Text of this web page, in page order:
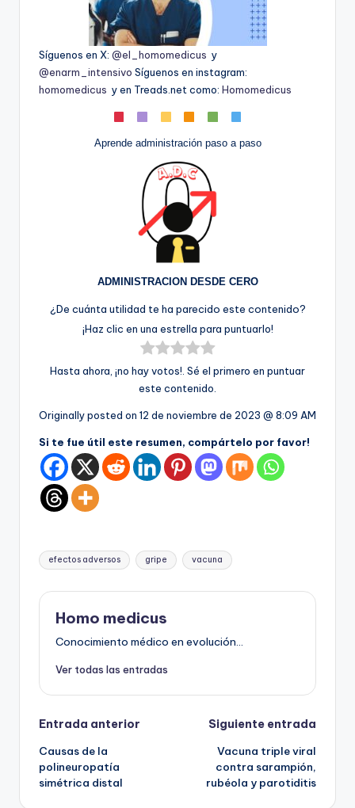
Síguenos en X: @el_homomedicus y
@enarm_intensivo Síguenos en instagram:
homomedicus y en Treads.net como: Homomedicus
Aprende administración paso a paso
ADMINISTRACION DESDE CERO
¿De cuánta utilidad te ha parecido este contenido?
¡Haz clic en una estrella para puntuarlo!
Hasta ahora, ¡no hay votos!. Sé el primero en puntuar
este contenido.
Originally posted on 12 de noviembre de 2023 @ 8:09 AM
Si te fue útil este resumen, compártelo por favor!
Etiquetas:
efectos adversos gripe vacuna
Homo medicus
Conocimiento médico en evolución...
Ver todas las entradas
Navegación
de
entradas
Entrada anterior
Causas de la
polineuropatía
simétrica distal
Siguiente entrada
Vacuna triple viral
contra sarampión,
rubéola y parotiditis